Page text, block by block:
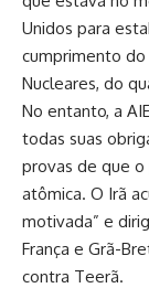
Unidos para
cumprimento
Nucleares, do
No entanto, a
todas suas
provas de que o
atômica. O Irã
motivada” e
França e Grã-
contra Teerã.